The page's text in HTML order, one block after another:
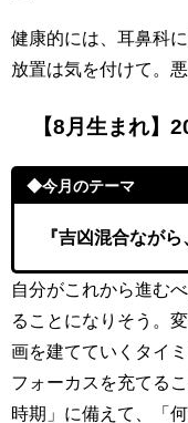
健康的には、耳鼻科
放置は気を付けて。
【8月生まれ】
◆今月のテーマ
『吉凶混合なが
自分がこれから進む
ることになりそう。
画を建てていくタイ
フォーカスを充てる
時期」に備えて、「